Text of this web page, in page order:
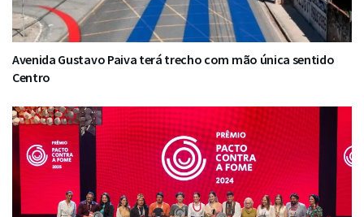
Avenida Gustavo Paiva terá trecho com mão única sentido
Centro